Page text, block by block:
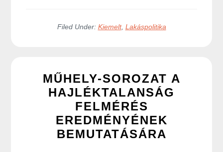
Filed Under: Kiemelt, Lakáspolitika
MŰHELY-SOROZAT A
HAJLÉKTALANSÁG
FELMÉRÉS
EREDMÉNYÉNEK
BEMUTATÁSÁRA